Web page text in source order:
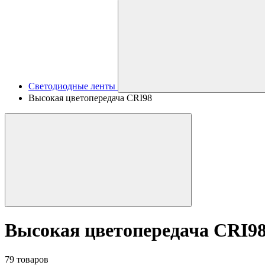
Светодиодные ленты
Высокая цветопередача CRI98
Высокая цветопередача
79 товаров